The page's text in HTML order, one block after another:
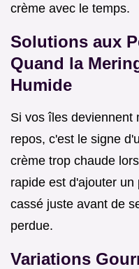
crème avec le temps.
Solutions aux
Quand la
Humide
Si vos îles deviennent
repos, c'est le signe
crème trop chaude
rapide est d'ajouter
cassé juste avant de
perdue.
Variations